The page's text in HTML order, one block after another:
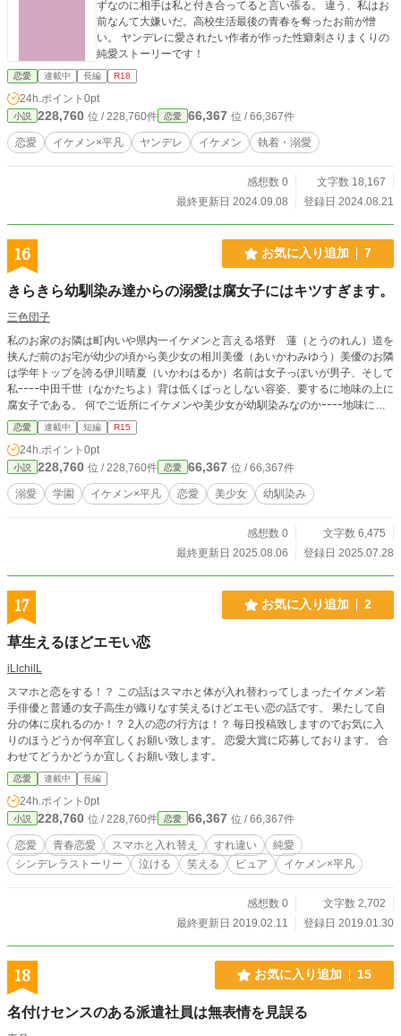
ずなのに相手は私と付き合ってると言い張る。 違う、私はお
前なんて大嫌いだ。高校生活最後の青春を奪ったお前が憎
い。 ヤンデレに愛されたい作者が作った性癖刺さりまくりの
恋愛 連載中 長編 R18
24h.ポイント 0pt
小説 228,760 位 / 228,760件 恋愛 66,367 位 / 66,367件
恋愛 イケメン×平凡 ヤンデレ イケメン 執着・溺愛
感想数 0
文字数 18,167
最終更新日 2024.09.08
登録日 2024.08.21
16 お気に入り追加 7
きらきら幼馴染み達からの溺愛は腐女子にはキツすぎます。
三色団子
私のお家のお隣は町内いや県内一イケメンと言える塔野 蓮（とうのれん）道を
挟んだ前のお宅が幼少の頃から美少女の相川美優（あいかわみゆう）美優のお隣
は学年トップを誇る伊川晴夏（いかわはるか）名前は女子っぽいが男子、そして
私ｰｰｰｰ中田千世（なかたちよ）背は低くぱっとしない容姿、要するに地味の上に
腐女子である。 何でご近所にイケメンや美少女が幼馴染みなのかｰｰｰｰ地味にし
ょげる。 お隣の蓮のお宅には連日違う女の子が押しかけているｰｰｰｰ羨ましい事
だ。 イケメンと美少女との幼馴染みとのごちゃごちゃコメディ。
恋愛 連載中 短編 R15
24h.ポイント 0pt
小説 228,760 位 / 228,760件 恋愛 66,367 位 / 66,367件
溺愛 学園 イケメン×平凡 恋愛 美少女 幼馴染み
感想数 0
文字数 6,475
最終更新日 2025.08.06
登録日 2025.07.28
17 お気に入り追加 2
草生えるほどエモい恋
iLlchilL
スマホと恋をする！？ この話はスマホと体が入れ替わってしまったイケメン若
手俳優と普通の女子高生が織りなす笑えるけどエモい恋の話です。 果たして自
分の体に戻れるのか！？ 2人の恋の行方は！？ 毎日投稿致しますのでお気に入
りのほうどうか何卒宜しくお願い致します。 恋愛大賞に応募しております。 合
わせてどうかどうか宜しくお願い致します。
恋愛 連載中 長編
24h.ポイント 0pt
小説 228,760 位 / 228,760件 恋愛 66,367 位 / 66,367件
恋愛 青春恋愛 スマホと入れ替え すれ違い
純愛
シンデレラストーリー
泣ける 笑える ピュア イケメン×平凡
感想数 0
文字数 2,702
最終更新日 2019.02.11
登録日 2019.01.30
18 お気に入り追加 15
名付けセンスのある派遣社員は無表情を見誤る